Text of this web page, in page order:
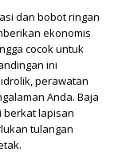
dan bobot ringan
ekonomis
cocok untuk
ini
perawatan
Anda. Baja
berkat lapisan
tulangan